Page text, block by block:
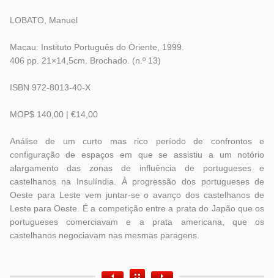
LOBATO, Manuel
Macau: Instituto Português do Oriente, 1999.
406 pp. 21×14,5cm. Brochado. (n.º 13)
ISBN 972-8013-40-X
MOP$ 140,00 | €14,00
Análise de um curto mas rico período de confrontos e
configuração de espaços em que se assistiu a um notório
alargamento das zonas de influência de portugueses e
castelhanos na Insulíndia. À progressão dos portugueses de
Oeste para Leste vem juntar-se o avanço dos castelhanos de
Leste para Oeste. É a competição entre a prata do Japão que os
portugueses comerciavam e a prata americana, que os
castelhanos negociavam nas mesmas paragens.